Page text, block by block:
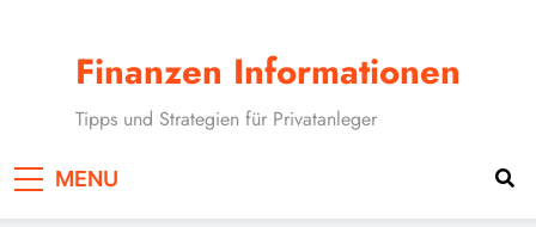
Finanzen Informationen
Tipps und Strategien für Privatanleger
MENU